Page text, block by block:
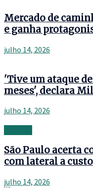
Mercado de
e ganha
julho 14, 2026
'Tive um ataque
meses', declara
julho 14, 2026
São Paulo acerta
com lateral a
julho 14, 2026